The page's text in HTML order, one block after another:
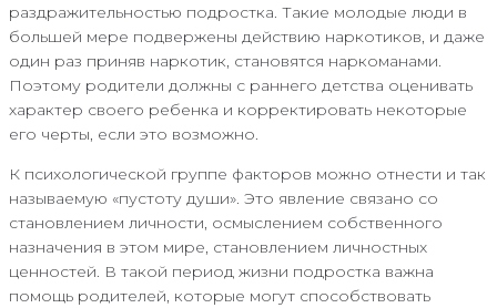
раздражительностью подростка. Такие молодые люди в
большей мере подвержены действию наркотиков, и даже
один раз приняв наркотик, становятся наркоманами.
Поэтому родители должны с раннего детства оценивать
характер своего ребенка и корректировать некоторые
его черты, если это возможно.
К психологической группе факторов можно отнести и так
называемую «пустоту души». Это явление связано со
становлением личности, осмыслением собственного
назначения в этом мире, становлением личностных
ценностей. В такой период жизни подростка важна
помощь родителей, которые могут способствовать